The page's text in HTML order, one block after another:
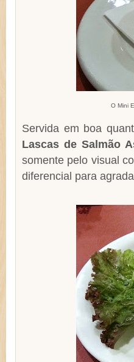
O Mini
Servida em boa
Lascas de Salmão
somente pelo visual
diferencial para